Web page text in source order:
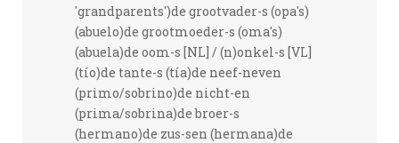
'grandparents')de grootvader-s (opa's)
(abuelo)de grootmoeder-s (oma's)
(abuela)de oom-s [NL] / (n)onkel-s [VL]
(tío)de tante-s (tía)de neef-neven
(primo/sobrino)de nicht-en
(prima/sobrina)de broer-s
(hermano)de zus-sen (hermana)de